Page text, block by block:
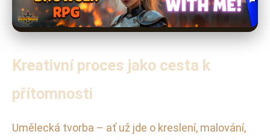
Kreativní proces jako cesta k
přítomnosti
Umělecká tvorba – ať už jde o kreslení, malování,